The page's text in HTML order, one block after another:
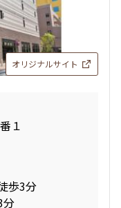
オリジナルサイト
１
歩3分
分